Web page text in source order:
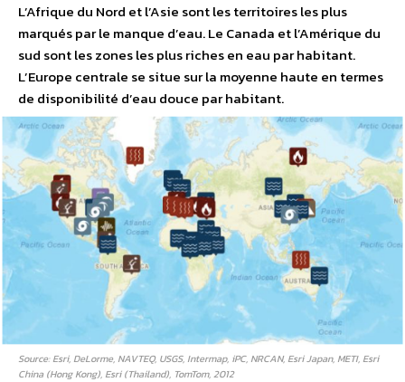
L’Afrique du Nord et l’Asie sont les territoires les plus
marqués par le manque d’eau. Le Canada et l’Amérique du
sud sont les zones les plus riches en eau par habitant.
L’Europe centrale se situe sur la moyenne haute en termes
de disponibilité d’eau douce par habitant.
Source: Esri, DeLorme, NAVTEQ, USGS, Intermap, iPC, NRCAN, Esri Japan, METI, Esri
China (Hong Kong), Esri (Thailand), TomTom, 2012